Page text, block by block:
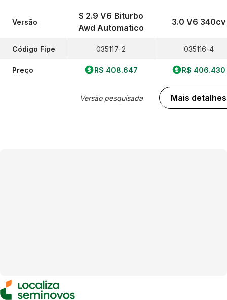
Versão
Código Fipe
Preço
S 2.9 V6 Biturbo
Awd Automatico
035117-2
R$ 408.647
Versão pesquisada
3.0 V6 340cv
035116-4
R$ 406.430
Mais detalhes